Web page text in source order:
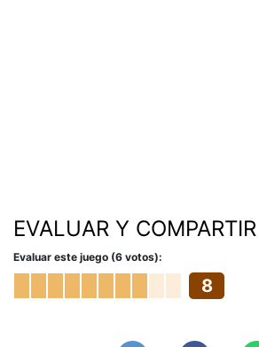
EVALUAR Y COMPARTIR
Evaluar este juego (6 votos):
8